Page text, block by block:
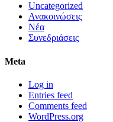
Uncategorized
Ανακοινώσεις
Νέα
Συνεδριάσεις
Meta
Log in
Entries feed
Comments feed
WordPress.org